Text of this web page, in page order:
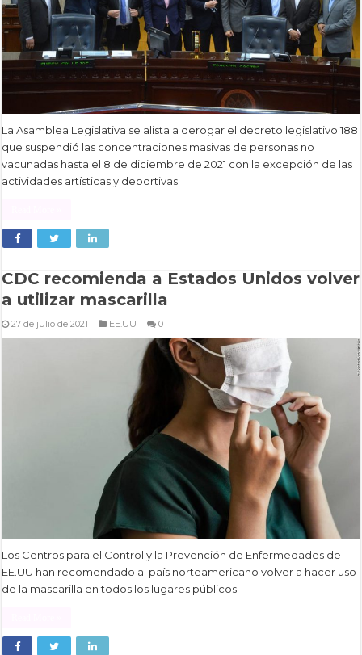
La Asamblea Legislativa se alista a derogar el decreto legislativo 188
que suspendió las concentraciones masivas de personas no
vacunadas hasta el 8 de diciembre de 2021 con la excepción de las
actividades artísticas y deportivas.
CDC recomienda a Estados Unidos volver
a utilizar mascarilla
27 de julio de 2021 EE.UU 0
Los Centros para el Control y la Prevención de Enfermedades de
EE.UU han recomendado al país norteamericano volver a hacer uso
de la mascarilla en todos los lugares públicos.